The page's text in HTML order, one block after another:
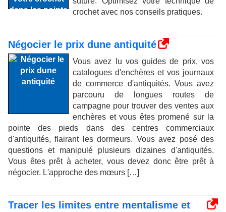
crochet avec nos conseils pratiques.
Négocier le prix dune antiquité
Vous avez lu vos guides de prix, vos
catalogues d'enchères et vos journaux
de commerce d'antiquités. Vous avez
parcouru de longues routes de
campagne pour trouver des ventes aux
enchères et vous êtes promené sur la
pointe des pieds dans des centres commerciaux
d'antiquités, flairant les dormeurs. Vous avez posé des
questions et manipulé plusieurs dizaines d'antiquités.
Vous êtes prêt à acheter, vous devez donc être prêt à
négocier. L'approche des mœurs […]
Tracer les limites entre mentalisme et